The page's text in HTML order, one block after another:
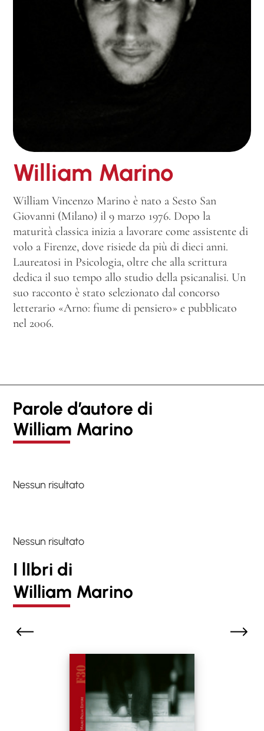
William Marino
William Vincenzo Marino è nato a Sesto San
Giovanni (Milano) il 9 marzo 1976. Dopo la
maturità classica inizia a lavorare come assistente di
volo a Firenze, dove risiede da più di dieci anni.
Laureatosi in Psicologia, oltre che alla scrittura
dedica il suo tempo allo studio della psicanalisi. Un
suo racconto è stato selezionato dal concorso
letterario «Arno: fiume di pensiero» e pubblicato
nel 2006.
Parole d’autore di
William Marino
Nessun risultato
Nessun risultato
I lIbri di
William Marino